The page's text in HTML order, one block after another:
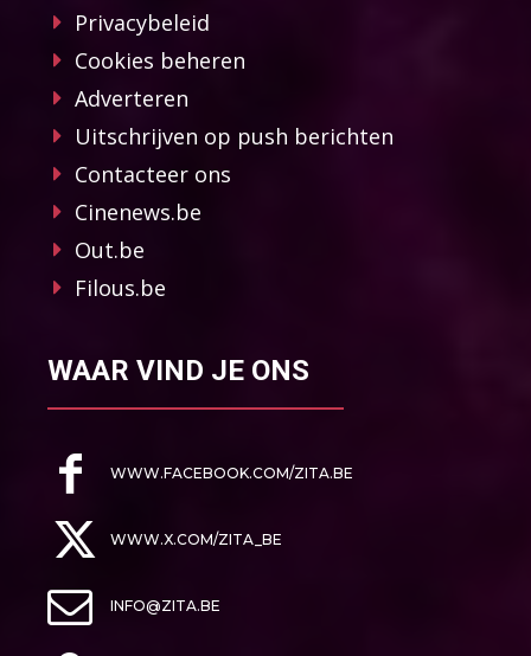
Privacybeleid
Cookies beheren
Adverteren
Uitschrijven op push berichten
Contacteer ons
Cinenews.be
Out.be
Filous.be
WAAR VIND JE ONS
WWW.FACEBOOK.COM/ZITA.BE
WWW.X.COM/ZITA_BE
INFO@ZITA.BE